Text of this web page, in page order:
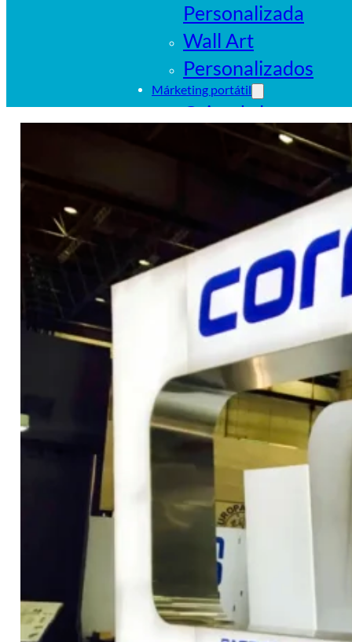
Personalizada
Wall Art
Personalizados
Márketing portátil
Cajas de luz
portátiles
Pop Ups
Banderas
Carpas
Contacto